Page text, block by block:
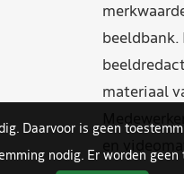
beeldbank.
materiaal
en
Daarvoor is geen
nodig. Er worden